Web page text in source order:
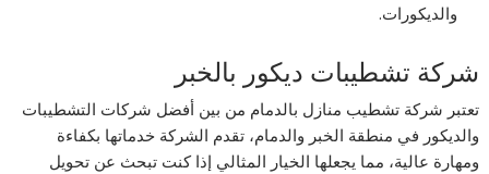
والديكورات.
شركة تشطيبات ديكور بالخبر
تعتبر شركة تشطيب منازل بالدمام من بين أفضل شركات التشطيبات
والديكور في منطقة الخبر والدمام، تقدم الشركة خدماتها بكفاءة
ومهارة عالية، مما يجعلها الخيار المثالي إذا كنت تبحث عن تحويل